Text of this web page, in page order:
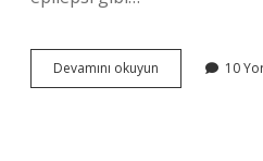
Devamını okuyun
Yaşında
10